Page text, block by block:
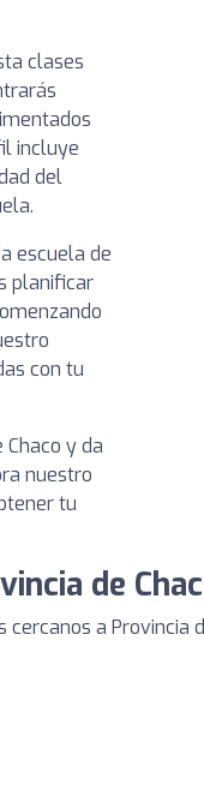
clases
incluye
del
escuela de
planificar
con tu
y da
nuestro
tu
de
a Provincia